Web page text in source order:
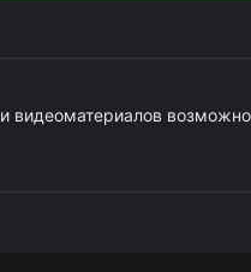
видеоматериалов